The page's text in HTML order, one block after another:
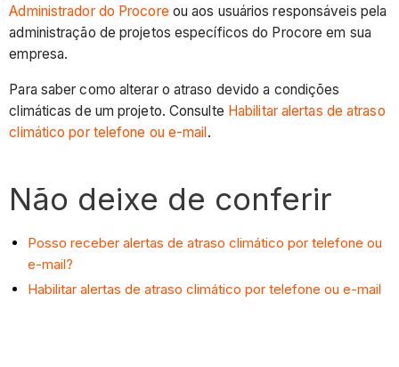
Administrador do Procore ou aos usuários responsáveis pela
administração de projetos específicos do Procore em sua
empresa.
Para saber como alterar o atraso devido a condições
climáticas de um projeto. Consulte Habilitar alertas de atraso
climático por telefone ou e-mail.
Não deixe de conferir
Posso receber alertas de atraso climático por telefone ou
e-mail?
Habilitar alertas de atraso climático por telefone ou e-mail